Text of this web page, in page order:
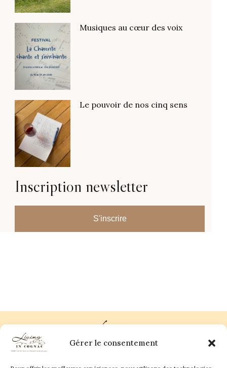
Gérer le consentement
Musiques au cœur des voix
Le pouvoir de nos cinq sens
Inscription newsletter
S'inscrire